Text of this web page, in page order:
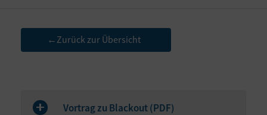
← Zurück zur Übersicht
Vortrag zu Blackout (PDF)